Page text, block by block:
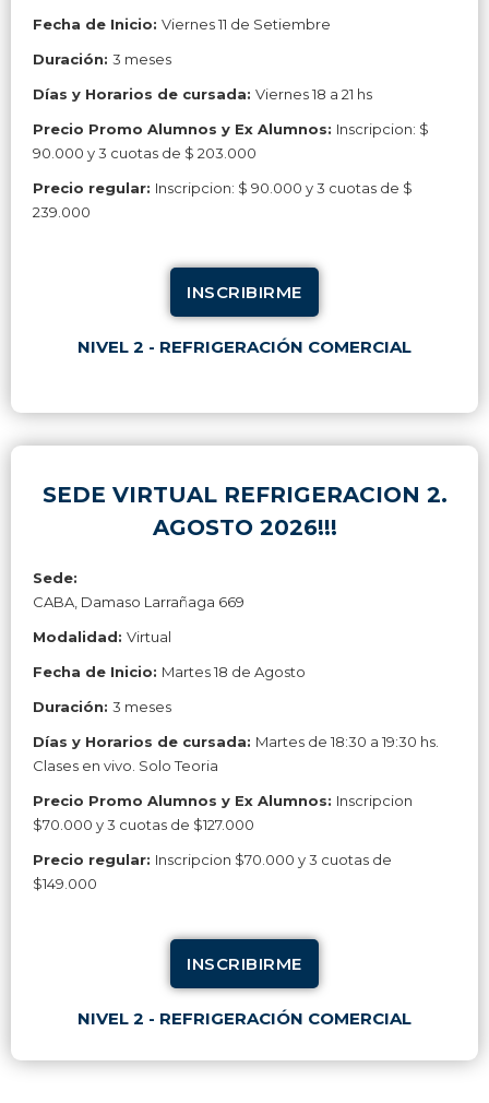
Fecha de Inicio: Viernes 11 de Setiembre
Duración: 3 meses
Días y Horarios de cursada: Viernes 18 a 21 hs
Precio Promo Alumnos y Ex Alumnos: Inscripcion: $
90.000 y 3 cuotas de $ 203.000
Precio regular: Inscripcion: $ 90.000 y 3 cuotas de $
239.000
INSCRIBIRME
NIVEL 2 - REFRIGERACIÓN COMERCIAL
SEDE VIRTUAL REFRIGERACION 2.
AGOSTO 2026!!!
Sede:
CABA, Damaso Larrañaga 669
Modalidad: Virtual
Fecha de Inicio: Martes 18 de Agosto
Duración: 3 meses
Días y Horarios de cursada: Martes de 18:30 a 19:30 hs.
Clases en vivo. Solo Teoria
Precio Promo Alumnos y Ex Alumnos: Inscripcion
$70.000 y 3 cuotas de $127.000
Precio regular: Inscripcion $70.000 y 3 cuotas de
$149.000
INSCRIBIRME
NIVEL 2 - REFRIGERACIÓN COMERCIAL